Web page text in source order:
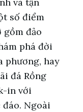
và tận
số điểm
gồm đảo
phá đời
phương, hay
đá Rồng
in với
Ngoài